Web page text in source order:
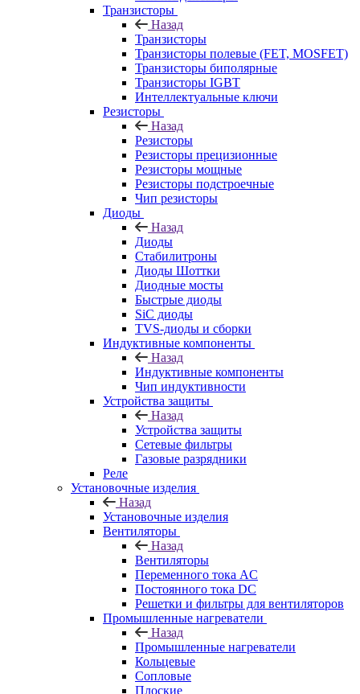
Транзисторы
Назад
Транзисторы
Транзисторы полевые (FET, MOSFET)
Транзисторы биполярные
Транзисторы IGBT
Интеллектуальные ключи
Резисторы
Назад
Резисторы
Резисторы прецизионные
Резисторы мощные
Резисторы подстроечные
Чип резисторы
Диоды
Назад
Диоды
Стабилитроны
Диоды Шоттки
Диодные мосты
Быстрые диоды
SiC диоды
TVS-диоды и сборки
Индуктивные компоненты
Назад
Индуктивные компоненты
Чип индуктивности
Устройства защиты
Назад
Устройства защиты
Сетевые фильтры
Газовые разрядники
Реле
Установочные изделия
Назад
Установочные изделия
Вентиляторы
Назад
Вентиляторы
Переменного тока AC
Постоянного тока DC
Решетки и фильтры для вентиляторов
Промышленные нагреватели
Назад
Промышленные нагреватели
Кольцевые
Сопловые
Плоские